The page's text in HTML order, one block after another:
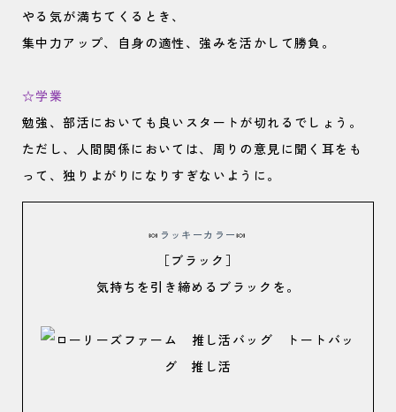
やる気が満ちてくるとき、
集中力アップ、自身の適性、強みを活かして勝負。
☆学業
勉強、部活においても良いスタートが切れるでしょう。
ただし、人間関係においては、周りの意見に聞く耳をも
って、独りよがりになりすぎないように。
🍬 ラッキーカラー🍬
［ブラック］
気持ちを引き締めるブラックを。